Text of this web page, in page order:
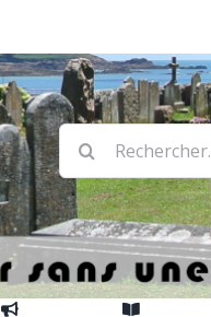
Rechercher: